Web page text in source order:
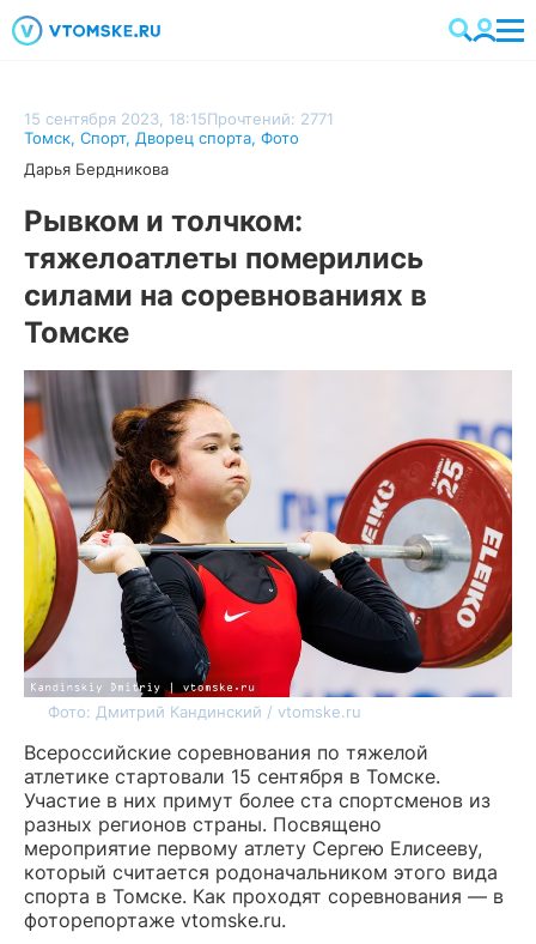
15 сентября 2023, 18:15Прочтений: 2771
Томск, Спорт, Дворец спорта, Фото
Дарья Бердникова
Рывком и толчком:
тяжелоатлеты померились
силами на соревнованиях в
Томске
Фото: Дмитрий Кандинский / vtomske.ru
Всероссийские соревнования по тяжелой
атлетике стартовали 15 сентября в Томске.
Участие в них примут более ста спортсменов из
разных регионов страны. Посвящено
мероприятие первому атлету Сергею Елисееву,
который считается родоначальником этого вида
спорта в Томске. Как проходят соревнования — в
фоторепортаже vtomske.ru.